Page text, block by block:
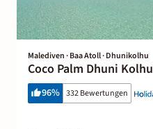
Malediven · Baa Atoll · Dhunikolhu
Coco Palm Dhuni Kolhu
96% 332 Bewertungen